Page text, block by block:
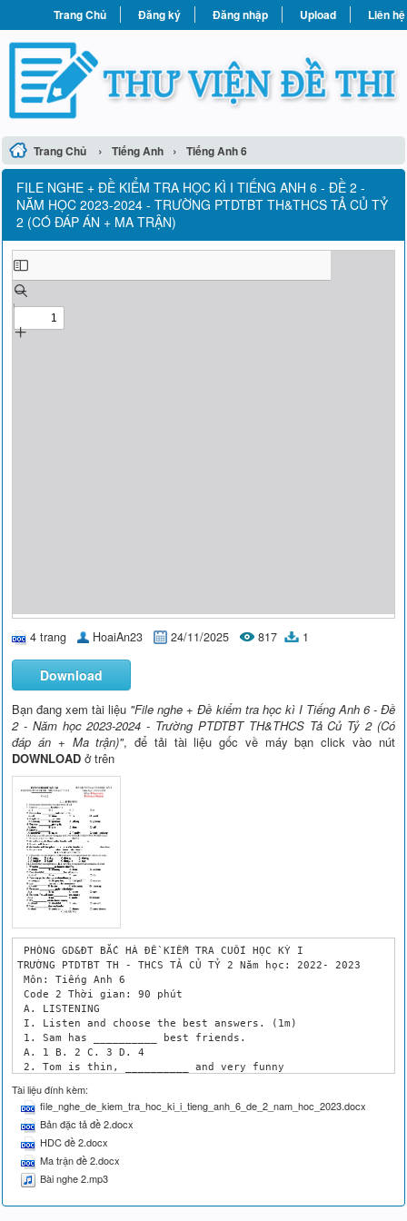
Trang Chủ Đăng ký Đăng nhập Upload Liên hệ
Trang Chủ › Tiếng Anh › Tiếng Anh 6
FILE NGHE + ĐỀ KIỂM TRA HỌC KÌ I TIẾNG ANH 6 - ĐỀ 2 -
NĂM HỌC 2023-2024 - TRƯỜNG PTDTBT TH&THCS TẢ CỦ TỶ
2 (CÓ ĐÁP ÁN + MA TRẬN)
4 trang HoaiAn23 24/11/2025 817 1
Download
Bạn đang xem tài liệu "File nghe + Đề kiểm tra học kì I Tiếng Anh 6 - Đề
2 - Năm học 2023-2024 - Trường PTDTBT TH&THCS Tả Củ Tỷ 2 (Có
đáp án + Ma trận)", để tải tài liệu gốc về máy bạn click vào nút
DOWNLOAD ở trên
PHÒNG GD&ĐT BẮC HÀ ĐỀ KIỂM TRA CUỐI HỌC KỲ I
TRƯỜNG PTDTBT TH - THCS TẢ CỦ TỶ 2 Năm học: 2022- 2023
Môn: Tiếng Anh 6
Code 2 Thời gian: 90 phút
A. LISTENING
I. Listen and choose the best answers. (1m)
1. Sam has __________ best friends.
A. 1 B. 2 C. 3 D. 4
2. Tom is thin, __________ and very funny
3. People like __________to Tom.
A. listening B. speaking C. talking D. playing
4. Henry is __________and big fat.
A. short B. thin C. slim D. tall
5. Daisy is __________
A. confident B. active C. friendly D. hard - working
II. Listen and fill each of the gaps with NO MORE THAN ONE
Tài liệu đính kèm:
file_nghe_de_kiem_tra_hoc_ki_i_tieng_anh_6_de_2_nam_hoc_2023.docx
Bản đặc tả đề 2.docx
HDC đề 2.docx
Ma trận đề 2.docx
Bài nghe 2.mp3